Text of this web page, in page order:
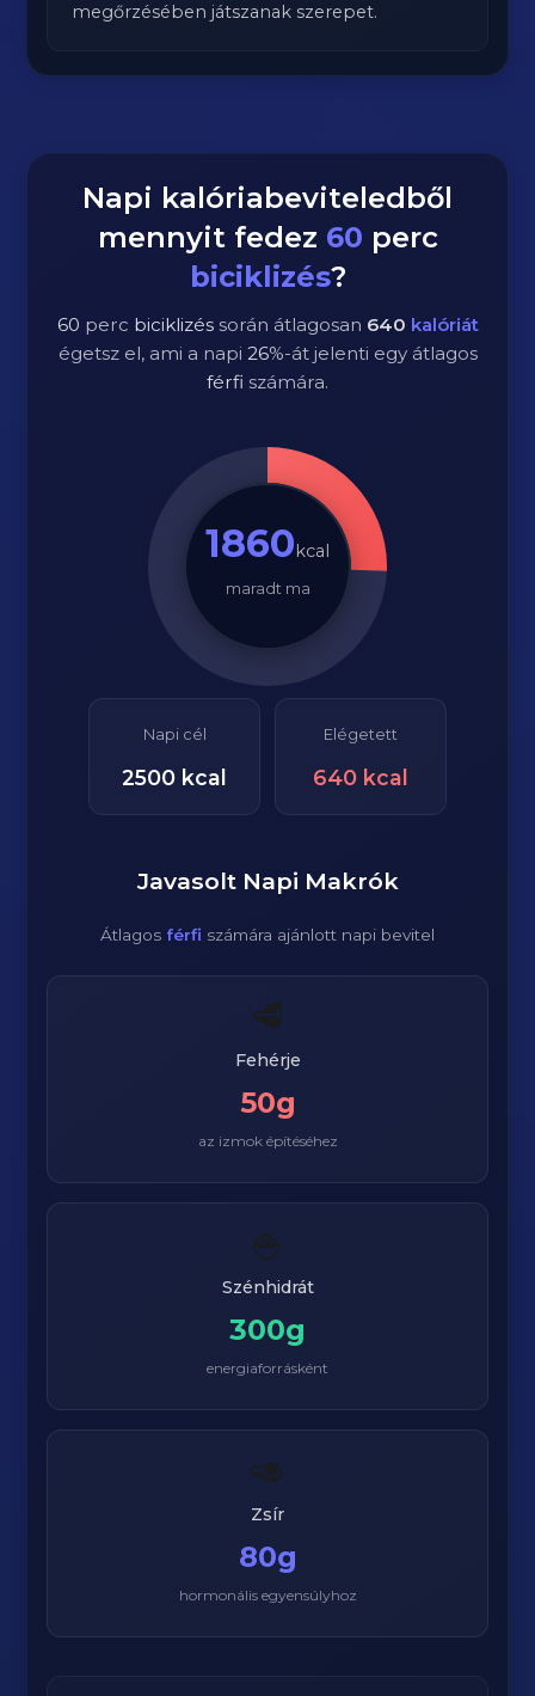
megőrzésében játszanak szerepet.
Napi kalóriabeviteledből
mennyit fedez 60 perc
biciklizés?
60 perc biciklizéssorán átlagosan 640 kalóriát
égetsz el, ami a napi 26%-át jelenti egy átlagos
férfi számára.
1860kcal
maradt ma
Napi cél
2500 kcal
Elégetett
640 kcal
Javasolt Napi Makrók
Átlagos férfi számára ajánlott napi bevitel
🥩
Fehérje
50g
az izmok építéséhez
🍚
Szénhidrát
300g
energiaforrásként
🥑
Zsír
80g
hormonális egyensúlyhoz